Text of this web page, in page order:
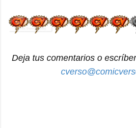
Deja tus comentarios o